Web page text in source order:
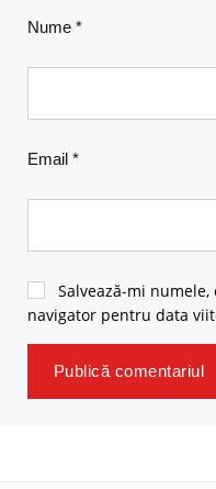
Nume *
Email *
Salvează-mi
navigator pentru data